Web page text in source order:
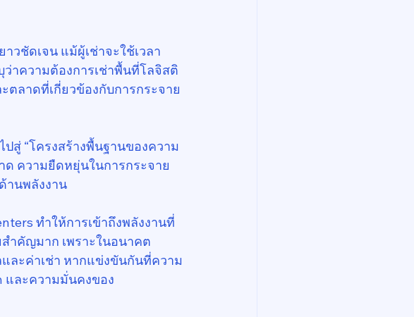
วชัดเจน แม้ผู้เช่าจะใช้เวลา
าความต้องการเช่าพื้นที่โลจิสติ
ตลาดที่เกี่ยวข้องกับการกระจาย
สู่ “โครงสร้างพื้นฐานของความ
ด ความยืดหยุ่นในการกระจาย
านพลังงาน
ทำให้การเข้าถึงพลังงานที่
ำคัญมาก เพราะในอนาคต
ละค่าเช่า หากแข่งขันกันที่ความ
และความมั่นคงของ